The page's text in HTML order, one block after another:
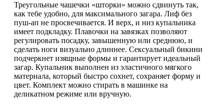
Треугольные чашечки «шторки» можно сдвинуть так,
как тебе удобно, для максимального загара. Лиф без
пуш-ап не просвечивается. И верх, и низ купальника
имеет подкладку. Плавочки на завязках позволяют
регулировать посадку, завышенную или среднюю, и
сделать ноги визуально длиннее. Сексуальный бикини
подчеркнет изящные формы и гарантирует идеальный
загар. Купальник выполнен из эластичного мягкого
материала, который быстро сохнет, сохраняет форму и
цвет. Комплект можно стирать в машинке на
деликатном режиме или вручную.